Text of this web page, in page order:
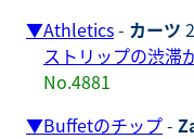
▼Athletics- カーツ
ストリップの渋滞
No.4881
▼Buffetのチップ-